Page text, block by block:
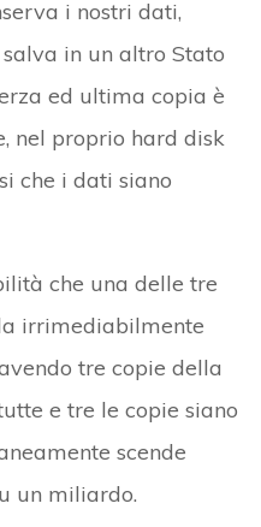
i nostri dati,
in un altro Stato
ed ultima copia è
nel proprio hard disk
che i dati siano
che una delle tre
irrimediabilmente
tre copie della
e tre le copie siano
scende
un miliardo.